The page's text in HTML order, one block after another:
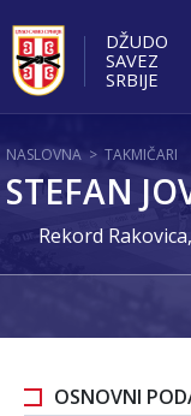
DŽUDO
SAVEZ
SRBIJE
NASLOVNA > TAKMIČARI
STEFAN
Rekord
OSNOVNI